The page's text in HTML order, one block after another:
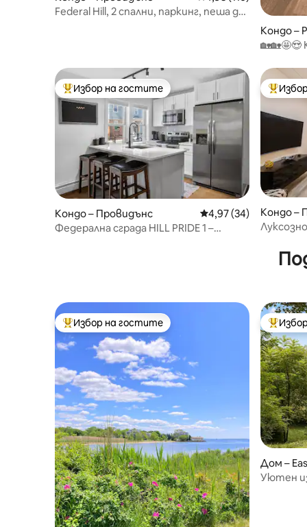
Federal Hill, 2 спални, паркинг, пеша до
Кондо –
Най-популярен избор на гостите
Избор на гостите
Кондо – Провидънс Средна оценка: 4,97
4,97 (34)
Федерална сграда HILL PRIDE 1 –
Най-
Кондо –
Най-популярен избор на гостите
Избор на гостите Най-
Дом –
Уютен